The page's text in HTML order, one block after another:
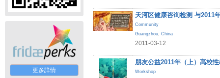
更多詳情
天河区健康咨询检测 与2011
Community
Guangzhou, China
2011-03-12
朋友公益2011年（上）高校
Workshop